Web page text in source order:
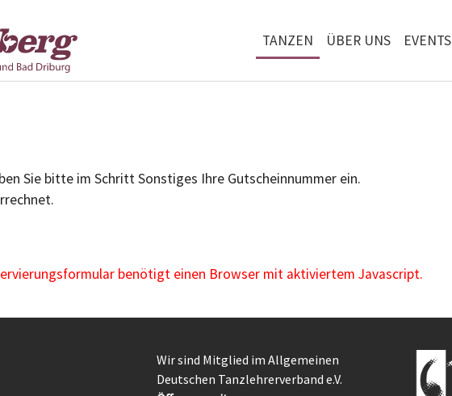
TANZEN ÜBER UNS EVENTS
Sie bitte im Schritt Sonstiges Ihre Gutscheinnummer ein.
benötigt einen Browser mit aktiviertem Javascript.
Wir sind Mitglied im Allgemeinen
Deutschen Tanzlehrerverband e.V.